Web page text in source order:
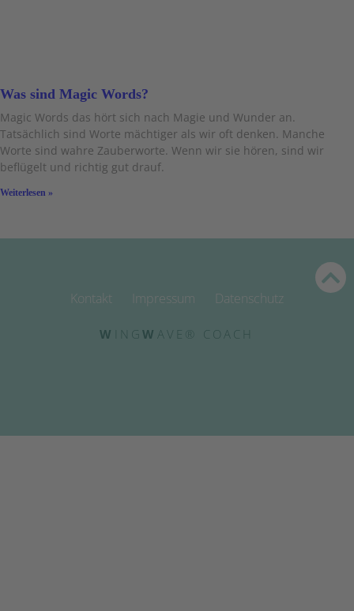
Was sind Magic Words?
Magic Words das hört sich nach Magie und Wunder an.
Tatsächlich sind Worte mächtiger als wir oft denken. Manche
Worte sind wahre Zauberworte. Wenn wir sie hören, sind wir
beflügelt und richtig gut drauf.
Weiterlesen »
Kontakt Impressum Datenschutz
W INGW AVE® COACH